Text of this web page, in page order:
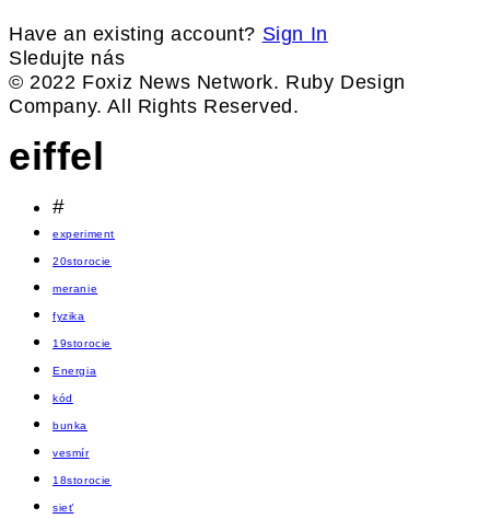
Have an existing account? Sign In
Sledujte nás
© 2022 Foxiz News Network. Ruby Design
Company. All Rights Reserved.
eiffel
#
experiment
20storocie
meranie
fyzika
19storocie
Energia
kód
bunka
vesmír
18storocie
sieť